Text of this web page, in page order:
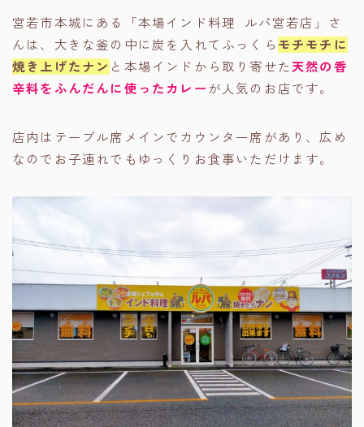
宮若市本城にある「本場インド料理 ルパ宮若店」さ
んは、大きな釜の中に炭を入れてふっくら モチモチに
焼き上げたナン と本場インドから取り寄せた 天然の香
辛料をふんだんに使ったカレー が人気のお店です。
店内はテーブル席メインでカウンター席があり、広め
なのでお子連れでもゆっくりお食事いただけます。